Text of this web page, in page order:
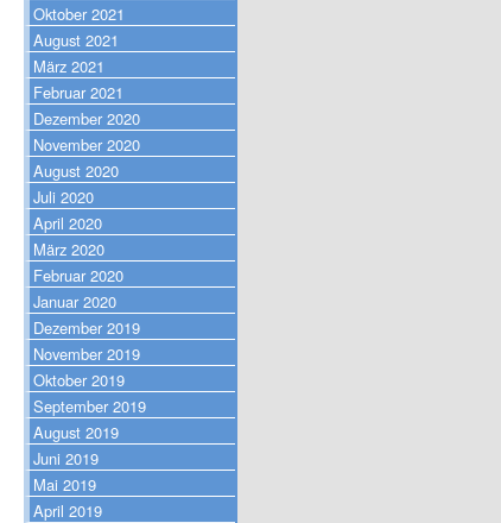
Oktober 2021
August 2021
März 2021
Februar 2021
Dezember 2020
November 2020
August 2020
Juli 2020
April 2020
März 2020
Februar 2020
Januar 2020
Dezember 2019
November 2019
Oktober 2019
September 2019
August 2019
Juni 2019
Mai 2019
April 2019